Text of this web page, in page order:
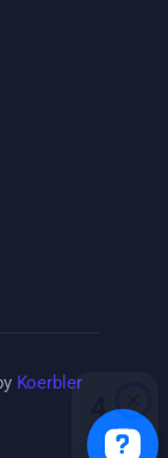
Koerbler